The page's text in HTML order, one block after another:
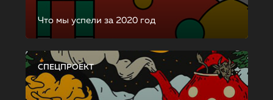
Что мы успели за 2020 год
СПЕЦПРОЕКТ